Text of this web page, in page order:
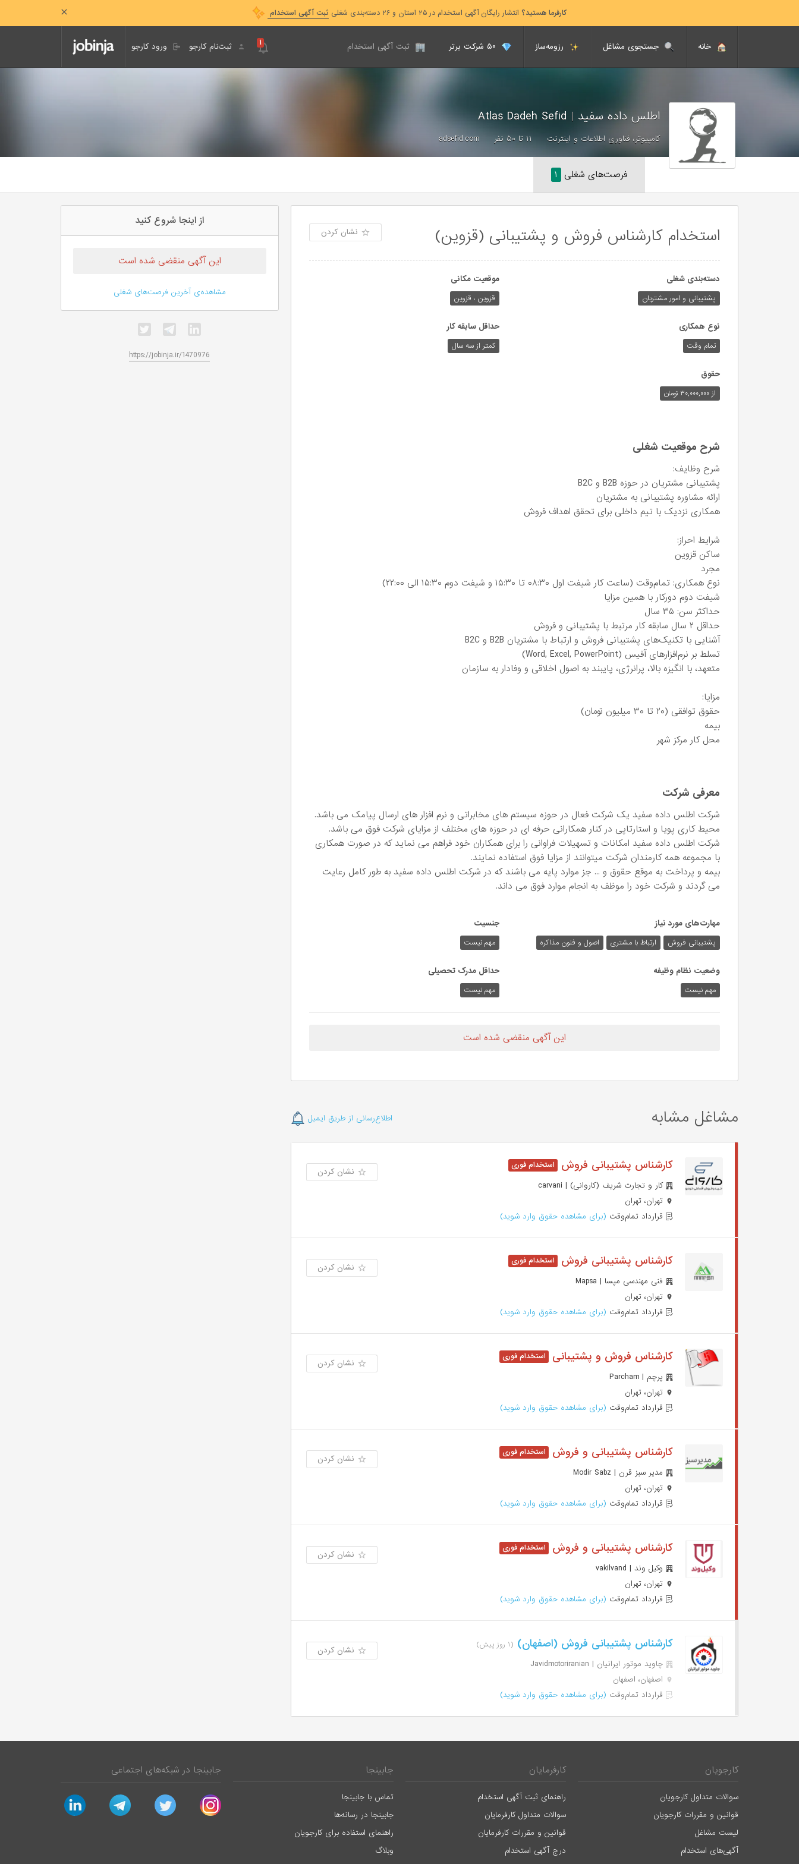
کارفرما هستید؟ انتشار رایگان آگهی استخدام در ۲۵ استان و ۲۶ دسته‌بندی شغلی ثبت آگهی استخدام
خانه جستجوی مشاغل رزومه‌ساز ثبت آگهی استخدام ورود کارجو ثبت‌نام کارجو ۱
اطلس داده سفید |
کامپیوتر، فناوری اطلاعات و اینترنت ۱۱ تا ۵۰ نفر adsefid.com
فرصت‌های شغلی ۱
استخدام کارشناس فروش و پشتیبانی (قزوین) نشان کردن
دسته‌بندی شغلی
پشتیبانی و امور مشتریان
موقعیت مکانی
قزوین ، قزوین
نوع همکاری
تمام وقت
حداقل سابقه کار
کمتر از سه سال
حقوق
از ۳۰,۰۰۰,۰۰۰ تومان
شرح موقعیت شغلی
شرح وظایف:
پشتیبانی مشتریان در حوزه B2B و B2C
ارائه مشاوره پشتیبانی به مشتریان
همکاری نزدیک با تیم داخلی برای تحقق اهداف فروش
شرایط احراز:
ساکن قزوین
مجرد
نوع همکاری: تمام‌وقت (ساعت کار شیفت اول ۰۸:۳۰ تا ۱۵:۳۰ و شیفت دوم ۱۵:۳۰ الی ۲۲:۰۰)
شیفت دوم دورکار با همین مزایا
حداکثر سن: ۳۵ سال
حداقل ۲ سال سابقه کار مرتبط با پشتیبانی و فروش
آشنایی با تکنیک‌های پشتیبانی فروش و ارتباط با مشتریان B2B و B2C
تسلط بر نرم‌افزارهای آفیس (Word, Excel, PowerPoint)
متعهد، با انگیزه بالا، پرانرژی، پایبند به اصول اخلاقی و وفادار به سازمان
مزایا:
حقوق توافقی (۲۰ تا ۳۰ میلیون تومان)
بیمه
محل کار مرکز شهر
معرفی شرکت
شرکت اطلس داده سفید یک شرکت فعال در حوزه سیستم های مخابراتی و نرم افزار های ارسال پیامک می باشد.
محیط کاری پویا و استارتاپی در کنار همکارانی حرفه ای در حوزه های مختلف از مزایای شرکت فوق می باشد.
شرکت اطلس داده سفید امکانات و تسهیلات فراوانی را برای همکاران خود فراهم می نماید که در صورت همکاری
با مجموعه همه کارمندان شرکت میتوانند از مزایا فوق استفاده نمایند.
بیمه و پرداخت به موقع حقوق و ... جز موارد پایه می باشند که در شرکت اطلس داده سفید به طور کامل رعایت
می گردند و شرکت خود را موظف به انجام موارد فوق می داند.
مهارت‌های مورد نیاز
پشتیبانی فروش ارتباط با مشتری اصول و فنون مذاکره
جنسیت
مهم نیست
وضعیت نظام وظیفه
مهم‌ نیست
حداقل مدرک تحصیلی
مهم نیست
این آگهی منقضی شده است
مشاغل مشابه اطلاع‌رسانی از طریق ایمیل
کارشناس پشتیبانی فروش
کار و تجارت شریف (کاروانی) | carvani
تهران، تهران
قرارداد تمام‌وقت (برای مشاهده حقوق وارد شوید)
نشان کردن
کارشناس پشتیبانی فروش
فنی مهندسی مپسا | Mapsa
تهران، تهران
قرارداد تمام‌وقت (برای مشاهده حقوق وارد شوید)
نشان کردن
کارشناس فروش و پشتیبانی
پرچم | Parcham
تهران، تهران
قرارداد تمام‌وقت (برای مشاهده حقوق وارد شوید)
نشان کردن
کارشناس پشتیبانی و فروش
مدیر سبز قرن | Modir Sabz
تهران، تهران
قرارداد تمام‌وقت (برای مشاهده حقوق وارد شوید)
نشان کردن
کارشناس پشتیبانی و فروش
وکیل وند | vakilvand
تهران، تهران
قرارداد تمام‌وقت (برای مشاهده حقوق وارد شوید)
نشان کردن
کارشناس پشتیبانی فروش (اصفهان) (۱ روز پیش)
چاوید موتور ایرانیان | Javidmotoriranian
اصفهان، اصفهان
قرارداد تمام‌وقت (برای مشاهده حقوق وارد شوید)
نشان کردن
از اینجا شروع کنید
این آگهی منقضی شده است
مشاهده‌ی آخرین فرصت‌های شغلی
https://jobinja.ir/1470976
کارجویان
سوالات متداول کارجویان
قوانین و مقررات کارجویان
لیست مشاغل
آگهی‌های استخدام
کارفرمایان
راهنمای ثبت آگهی استخدام
سوالات متداول کارفرمایان
قوانین و مقررات کارفرمایان
درج آگهی استخدام
جابینجا
تماس با جابینجا
جابینجا در رسانه‌ها
راهنمای استفاده برای کارجویان
وبلاگ
جابینجا در شبکه‌های اجتماعی
instagram
twitter
telegram
linkedin